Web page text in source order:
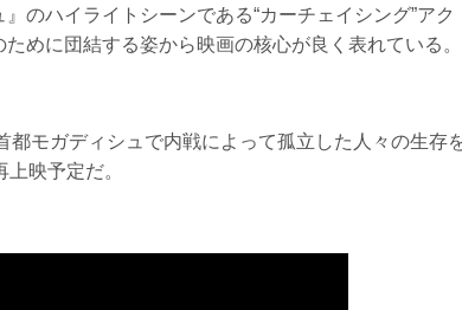
のハイライトシーンである“カーチェイシング”アク
めに団結する姿から映画の核心が良く表れている。
モガディシュで内戦によって孤立した人々の生存
映予定だ。